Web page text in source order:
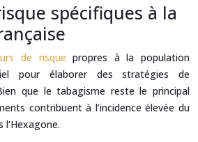
spécifiques à la
de risque propres à la population
pour élaborer des stratégies de
que le tabagisme reste le principal
contribuent à l’incidence élevée du
l’Hexagone.